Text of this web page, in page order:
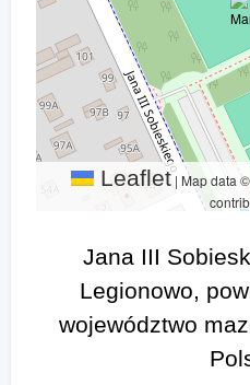
Leaflet | Map data ©
Jana III
Legionowo,
województwo